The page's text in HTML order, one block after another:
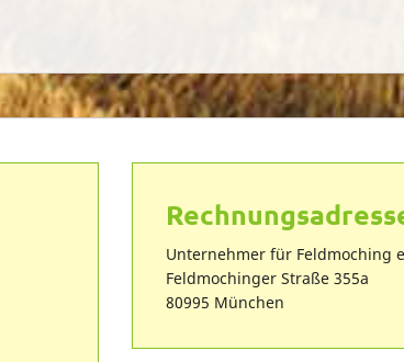
Unternehmer für Feldmoching
Feldmochinger Straße 355a
80995 München